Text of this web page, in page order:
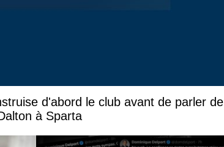
d'abord le club avant de parler de
à Sparta